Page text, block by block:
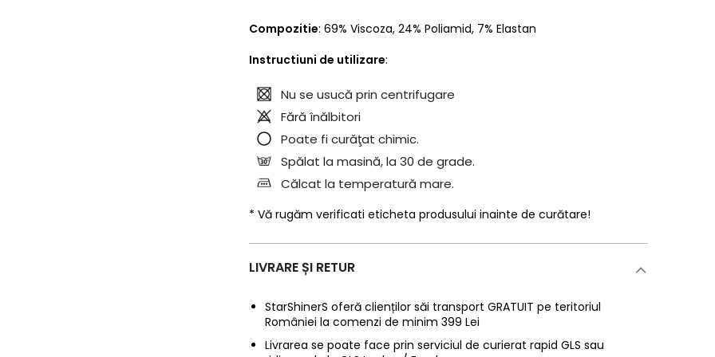
Compozitie:69% Viscoza,24% Poliamid, 7% Elastan
Instructiuni de utilizare:
Nu se usucă prin centrifugare
Fără înălbitori
Poate fi curăţat chimic.
Spălat la masină, la 30 de grade.
Călcat la temperatură mare.
* Vă rugăm verificati eticheta produsului inainte de curătare!
LIVRARE ȘI RETUR
StarShinerS oferă clienților săi transport GRATUIT pe teritoriul
României la comenzi de minim 399 Lei
Livrarea se poate face prin serviciul de curierat rapid GLS sau